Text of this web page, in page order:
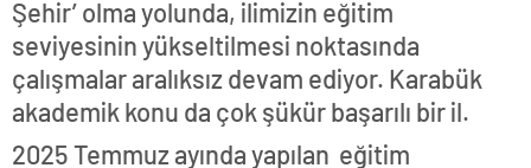
Şehir’ olma yolunda, ilimizin eğitim
seviyesinin yükseltilmesi noktasında
çalışmalar aralıksız devam ediyor. Karabük
akademik konu da çok şükür başarılı bir il.
2025 Temmuz ayında yapılan eğitim